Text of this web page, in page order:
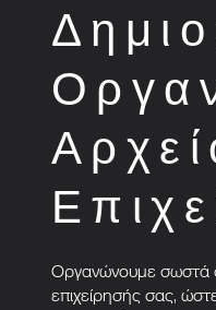
Οργανώνουμε σωστά
επιχείρησής σας,